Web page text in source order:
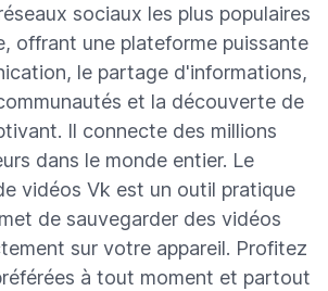
sociaux les plus populaires
offrant une plateforme puissante
le partage d'informations,
et la découverte de
Il connecte des millions
dans le monde entier. Le
vidéos Vk est un outil pratique
de sauvegarder des vidéos
sur votre appareil. Profitez
à tout moment et partout